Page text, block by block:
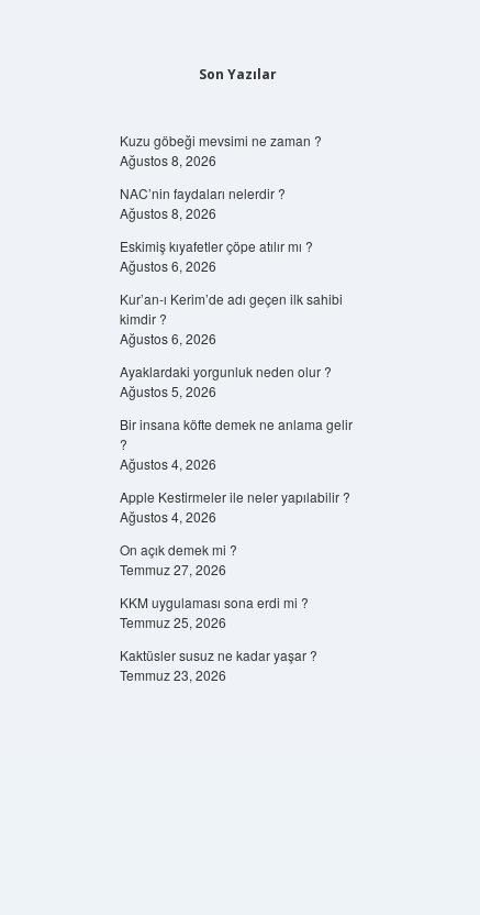
Son Yazılar
Kuzu göbeği mevsimi ne zaman ?
Ağustos 8, 2026
NAC’nin faydaları nelerdir ?
Ağustos 8, 2026
Eskimiş kıyafetler çöpe atılır mı ?
Ağustos 6, 2026
Kur’an-ı Kerim’de adı geçen ilk sahibi
kimdir ?
Ağustos 6, 2026
Ayaklardaki yorgunluk neden olur ?
Ağustos 5, 2026
Bir insana köfte demek ne anlama gelir
?
Ağustos 4, 2026
Apple Kestirmeler ile neler yapılabilir ?
Ağustos 4, 2026
On açık demek mi ?
Temmuz 27, 2026
KKM uygulaması sona erdi mi ?
Temmuz 25, 2026
Kaktüsler susuz ne kadar yaşar ?
Temmuz 23, 2026